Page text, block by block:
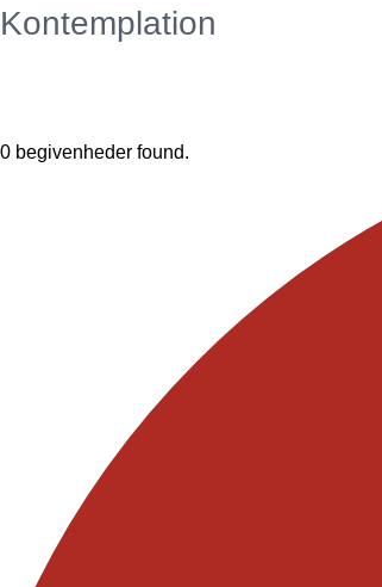
Kontemplation
0 begivenheder found.